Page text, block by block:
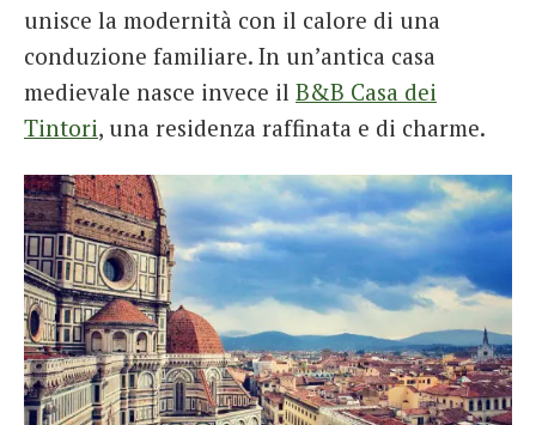
unisce la modernità con il calore di una
conduzione familiare. In un’antica casa
medievale nasce invece il B&B Casa dei
Tintori, una residenza raffinata e di charme.